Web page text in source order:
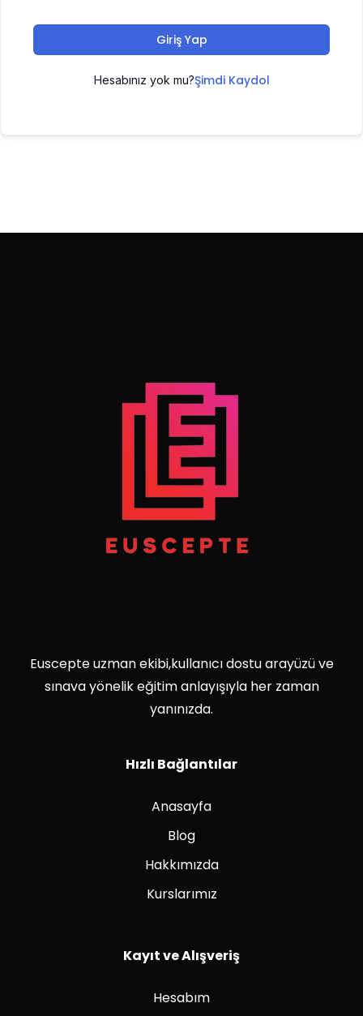
Giriş Yap
Hesabınız yok mu?Şimdi Kaydol
Euscepte uzman ekibi,kullanıcı dostu arayüzü ve
sınava yönelik eğitim anlayışıyla her zaman
yanınızda.
Hızlı Bağlantılar
Anasayfa
Blog
Hakkımızda
Kurslarımız
Kayıt ve Alışveriş
Hesabım